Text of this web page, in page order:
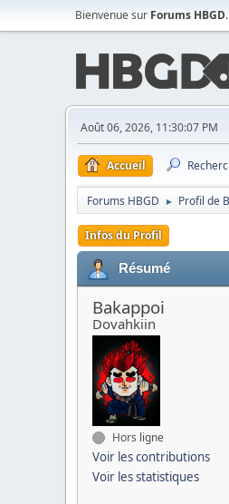
Bienvenue sur Forums HBGD.
Août 06, 2026, 11:30:07 PM
Accueil
Forums HBGD ► Profil de
Infos du Profil
Résumé
Bakappoi
Dovahkiin
Hors ligne
Voir les contributions
Voir les statistiques